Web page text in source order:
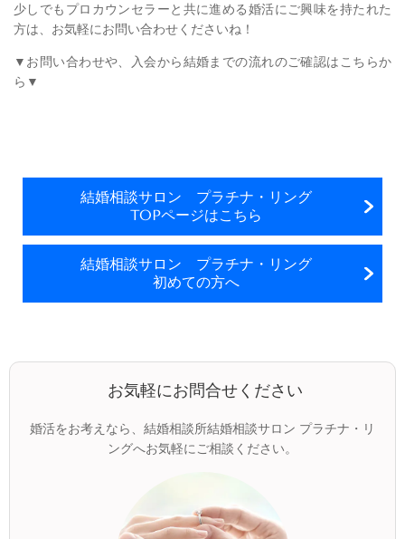
少しでもプロカウンセラーと共に進める婚活にご興味を持たれた
方は、お気軽にお問い合わせくださいね！
▼お問い合わせや、入会から結婚までの流れのご確認はこちらか
ら▼
結婚相談サロン プラチナ・リング
TOPページはこちら
結婚相談サロン プラチナ・リング
初めての方へ
お気軽にお問合せください
婚活をお考えなら、結婚相談所結婚相談サロン プラチナ・リ
ングへお気軽にご相談ください。